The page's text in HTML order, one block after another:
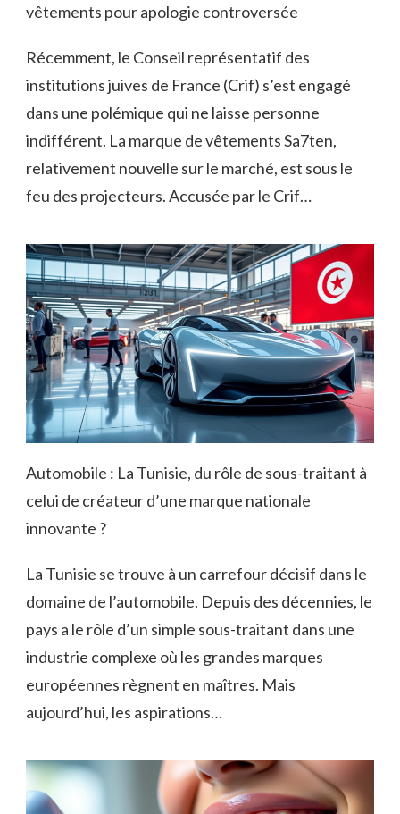
vêtements pour apologie controversée
Récemment, le Conseil représentatif des
institutions juives de France (Crif) s’est engagé
dans une polémique qui ne laisse personne
indifférent. La marque de vêtements Sa7ten,
relativement nouvelle sur le marché, est sous le
feu des projecteurs. Accusée par le Crif…
Automobile : La Tunisie, du rôle de sous-traitant à
celui de créateur d’une marque nationale
innovante ?
La Tunisie se trouve à un carrefour décisif dans le
domaine de l’automobile. Depuis des décennies, le
pays a le rôle d’un simple sous-traitant dans une
industrie complexe où les grandes marques
européennes règnent en maîtres. Mais
aujourd’hui, les aspirations…